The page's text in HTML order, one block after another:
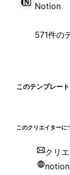
Notion
571件の
このテンプレー
このクリエイターに
クリ